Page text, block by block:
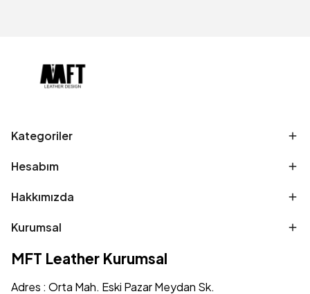
Kategoriler
Hesabım
Hakkımızda
Kurumsal
MFT Leather Kurumsal
Adres : Orta Mah. Eski Pazar Meydan Sk.